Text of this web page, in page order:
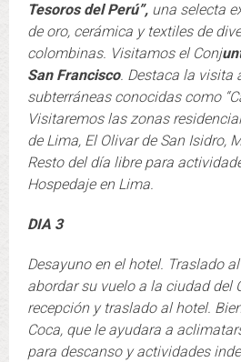
Tesoros del Perú”, una selecta
de oro, cerámica y textiles de
colombinas. Visitamos el Conj
San Francisco. Destaca la visita
subterráneas conocidas como
Visitaremos las zonas
de Lima, El Olivar de San Isidro,
Resto del día libre para
Hospedaje en Lima.
DIA 3
Desayuno en el hotel. Traslado
abordar su vuelo a la ciudad del
recepción y traslado al hotel.
Coca, que le ayudara a
para descanso y actividades